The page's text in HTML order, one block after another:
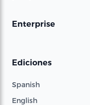
Enterprise
Ediciones
Spanish
English